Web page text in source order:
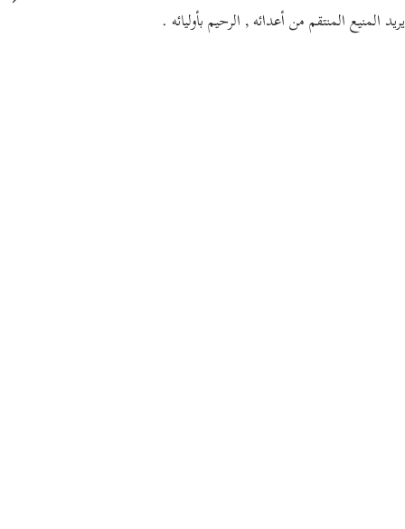
يريد المنيع المنتقم من أعدائه , الرحيم بأوليائه .